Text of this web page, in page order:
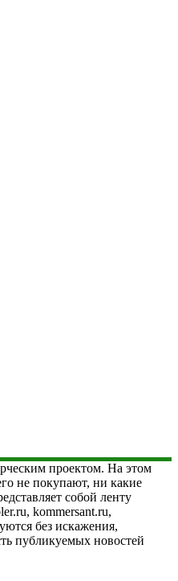
проектом. На этом
не покупают, ни какие
собой ленту
kommersant.ru,
без искажения,
публикуемых новостей